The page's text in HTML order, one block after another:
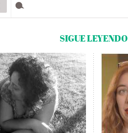
SIGUE LEYENDO